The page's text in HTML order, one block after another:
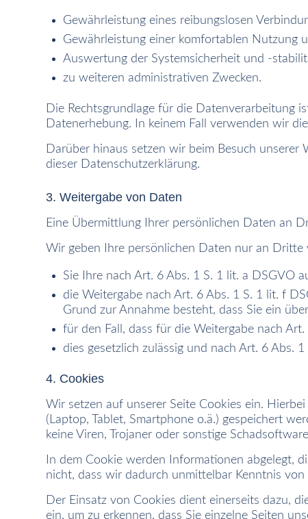
Gewährleistung eines reibungslosen
Gewährleistung einer komfortablen Nutzung
Auswertung der Systemsicherheit und -
zu weiteren administrativen Zwecken.
Die Rechtsgrundlage für die Datenverarbeitung
Datenerhebung. In keinem Fall verwenden wir
Darüber hinaus setzen wir beim Besuch
dieser Datenschutzerklärung.
3. Weitergabe von Daten
Eine Übermittlung Ihrer persönlichen Daten an
Wir geben Ihre persönlichen Daten nur an Dritte
Sie Ihre nach Art. 6 Abs. 1 S. 1 lit. a DSGVO
die Weitergabe nach Art. 6 Abs. 1 S. 1 lit. f
Grund zur Annahme besteht, dass Sie ein
für den Fall, dass für die Weitergabe nach
dies gesetzlich zulässig und nach Art. 6 Abs.
4. Cookies
Wir setzen auf unserer Seite Cookies ein.
(Laptop, Tablet, Smartphone o.ä.) gespeichert
keine Viren, Trojaner oder sonstige
In dem Cookie werden Informationen abgelegt,
nicht, dass wir dadurch unmittelbar Kenntnis
Der Einsatz von Cookies dient einerseits dazu,
ein, um zu erkennen, dass Sie einzelne Seiten